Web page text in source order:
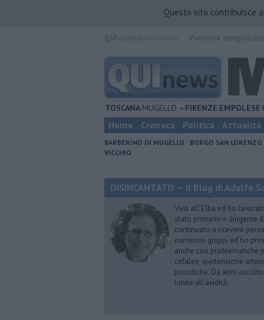
Questo sito contribuisce
TOSCANA MUGELLO FIRENZE EMPOLESE
Home Cronaca Politica Attualità
BARBERINO DI MUGELLO BORGO SAN LORENZO
VICCHIO
DISINCANTATO — il Blog di Adolfo
Vivo all’Elba ed ho
stato primario e dirigente
continuato a ricevere
numerosi gruppi ed ho
anche con problematiche
cefalee, ipertensione
psicotiche. Da anni
limite all’avidità.